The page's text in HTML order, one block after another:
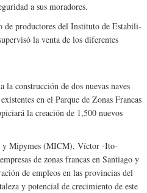
a sus mo­radores.
de producto­res del Instituto de Estabili­
la venta de los diferentes
construcción de dos nuevas naves
en el Par­que de Zonas Francas
la creación de 1,500 nuevos
y Mipymes (MI­CM), Víctor -Ito-
de zonas francas en Santiago y
de empleos en las pro­vincias del
y potencial de crecimiento de este